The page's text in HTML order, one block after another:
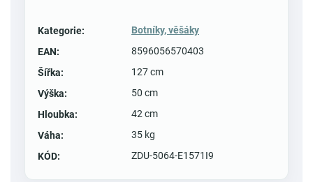
Kategorie:
Botníky, věšáky
EAN:
8596056570403
Šířka:
127 cm
Výška:
50 cm
Hloubka:
42 cm
Váha:
35 kg
KÓD: ZDU-5064-E1571I9